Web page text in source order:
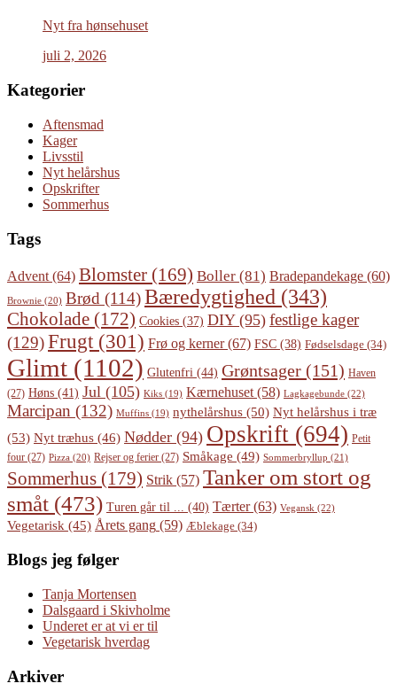
Nyt fra hønsehuset
juli 2, 2026
Kategorier
Aftensmad
Kager
Livsstil
Nyt helårshus
Opskrifter
Sommerhus
Tags
Advent (64) Blomster (169) Boller (81) Bradepandekage (60)
Brownie (20) Brød (114)Bæredygtighed (343)
Chokolade (172) Cookies (37) DIY(95) festlige kager
(129)Frugt(301) Frø og kerner(67) FSC (38) Fødselsdage (34)
Glimt (1102) Glutenfri (44) Grøntsager (151) Haven
(27) Høns (41) Jul (105) Kiks (19) Kærnehuset (58) Lagkagebunde (22)
Marcipan (132) Muffins (19) nythelårshus (50) Nyt helårshus i træ
(53) Nyt træhus (46) Nødder (94) Opskrift (694) Petit
four (27) Pizza (20) Rejser og ferier (27) Småkage (49) Sommerbryllup (21)
Sommerhus (179) Strik (57) Tanker om stort og
småt (473) Turen går til ... (40) Tærter(63) Vegansk (22)
Vegetarisk (45) Årets gang (59) Æblekage (34)
Blogs jeg følger
Tanja Mortensen
Dalsgaard i Skivholme
Underet er at vi er til
Vegetarisk hverdag
Arkiver